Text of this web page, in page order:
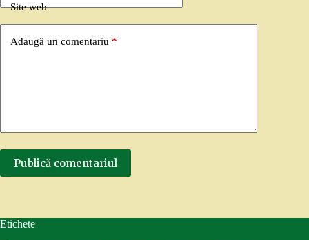
Site web
Adaugă un comentariu *
Publică comentariul
Etichete